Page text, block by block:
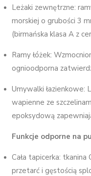
Leżaki zewnętrzne:
morskiej o grubości 3
(birmańska klasa A z
Ramy łóżek:
ognioodporna
Umywalki łazienkowe:
wapienne ze
epoksydową
Funkcje odporne na
Cała tapicerka:
przetarć i gęstością